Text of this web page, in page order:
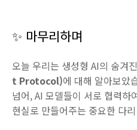
✨ 마무리하며
오늘 우리는 생성형 AI의 숨겨
t Protocol)에 대해 알아보았
넘어, AI 모델들이 서로 협력하
현실로 만들어주는 중요한 다